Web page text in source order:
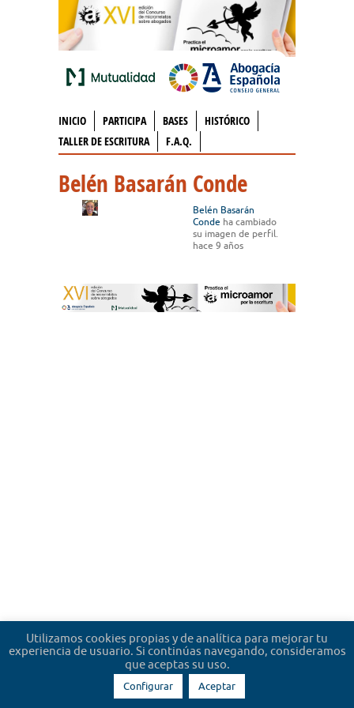
INICIO PARTICIPA BASES
HISTÓRICO
TALLER DE ESCRITURA
F.A.Q.
Belén Basarán Conde
Belén Basarán
Conde ha cambiado
su imagen de perfil.
hace 9 años
Utilizamos cookies propias y de analítica para mejorar tu
experiencia de usuario. Si continúas navegando, consideramos
que aceptas su uso.
Configurar Aceptar